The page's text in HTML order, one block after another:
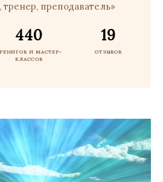
тренер, преподаватель»
440
И МАСТЕР-
КЛАССОВ
19
ОТЗЫВОВ